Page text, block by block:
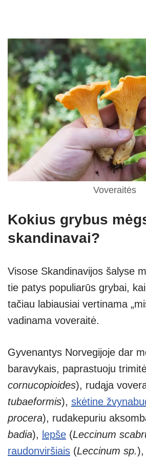
Voveraitės
Kokius grybus
skandinavai?
Visose Skandinavijos šalyse
tie patys populiarūs grybai,
tačiau labiausiai vertinama
vadinama voveraitė.
Gyvenantys Norvegijoje dar
baravykais, paprastuoju
cornucopioides), rudąja
tubaeformis), skėtine
procera), rudakepuriu
badia), lepše (Leccinum
raudonviršiais (Leccinum sp.),